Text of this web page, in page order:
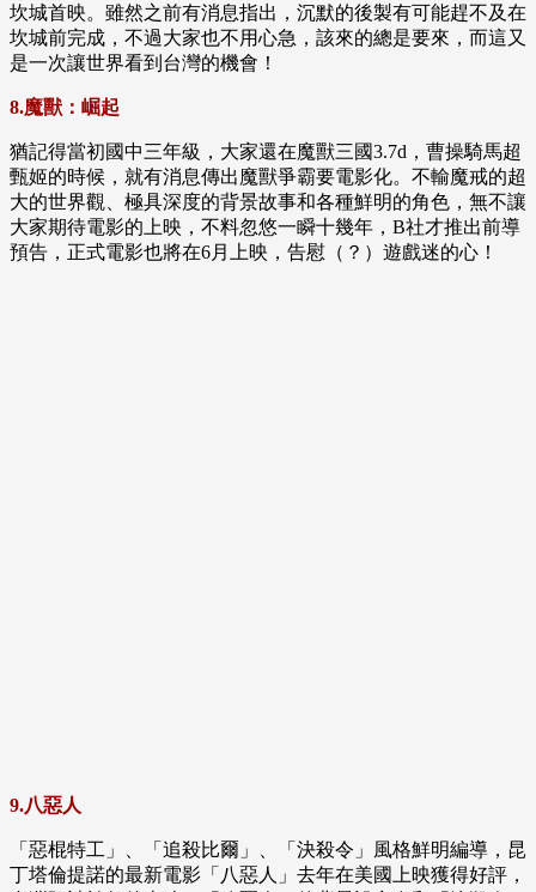
坎城首映。雖然之前有消息指出，沉默的後製有可能趕不及在
坎城前完成，不過大家也不用心急，該來的總是要來，而這又
是一次讓世界看到台灣的機會！
8.魔獸：崛起
猶記得當初國中三年級，大家還在魔獸三國3.7d，曹操騎馬超
甄姬的時候，就有消息傳出魔獸爭霸要電影化。不輸魔戒的超
大的世界觀、極具深度的背景故事和各種鮮明的角色，無不讓
大家期待電影的上映，不料忽悠一瞬十幾年，B社才推出前導
預告，正式電影也將在6月上映，告慰（？）遊戲迷的心！
9.八惡人
「惡棍特工」、「追殺比爾」、「決殺令」風格鮮明編導，昆
丁塔倫提諾的最新電影「八惡人」去年在美國上映獲得好評，